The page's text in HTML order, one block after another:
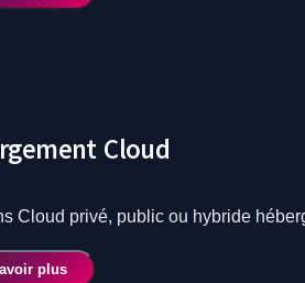
Cloud
Cloud privé, public ou hybride
plus